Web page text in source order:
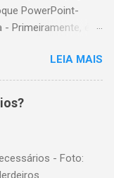
PowerPoint-
Primeiramente, é
para transmissão
são: A)
monetária,
não cumpridas,
de que, quem
LEIA MAIS
- Foto: